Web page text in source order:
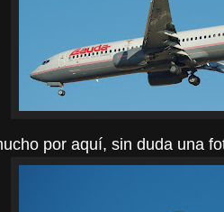
por aquí, sin duda una